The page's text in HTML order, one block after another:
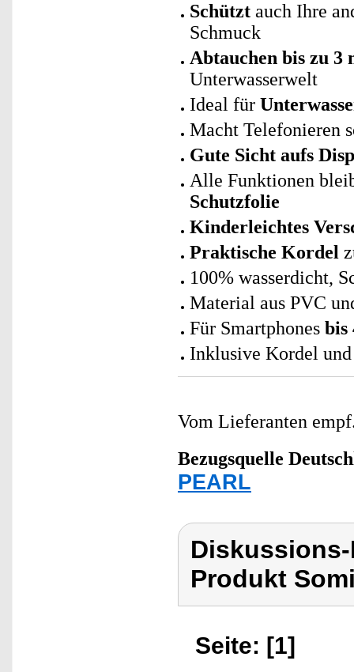
Schützt auch Ihre
Schmuck
Abtauchen bis zu 3
Unterwasserwelt
Ideal für
Macht Telefonieren
Gute Sicht aufs
Alle Funktionen
Schutzfolie
Kinderleichtes
Praktische Kordel
100% wasserdicht,
Material aus PVC
Für Smartphones bis
Inklusive Kordel
Vom Lieferanten
Bezugsquelle
PEARL
Produkt
Seite: [1]